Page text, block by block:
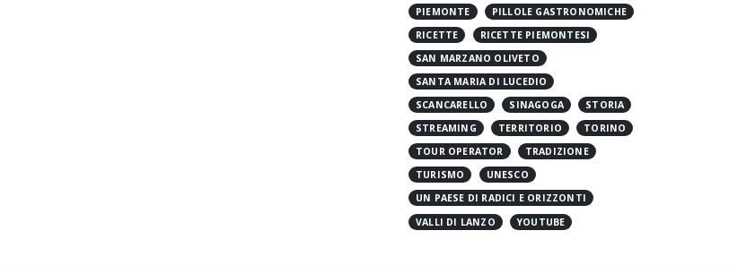
PIEMONTE
PILLOLE GASTRONOMICHE
RICETTE
RICETTE PIEMONTESI
SAN MARZANO OLIVETO
SANTA MARIA DI LUCEDIO
SCANCARELLO
SINAGOGA
STORIA
STREAMING
TERRITORIO
TORINO
TOUR OPERATOR
TRADIZIONE
TURISMO
UNESCO
UN PAESE DI RADICI E ORIZZONTI
VALLI DI LANZO
YOUTUBE